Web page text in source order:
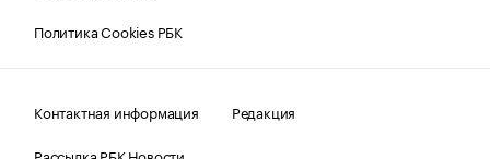
Политика Cookies РБК
Контактная информация
Редакция